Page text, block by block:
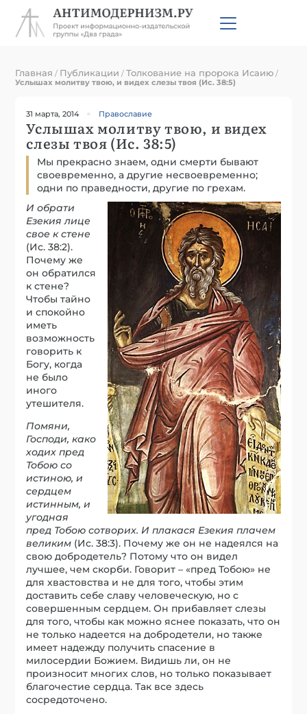
Главная / Публикации /Толкование на пророка Исаию /
Услышах молитву твою, и видех слезы твоя (Ис. 38:5)
31 марта, 2014 Православие
Услышах молитву твою, и видех
слезы твоя (Ис. 38:5)
Мы прекрасно знаем, одни смерти бывают
своевременно, а другие несвоевременно;
одни по праведности, другие по грехам.
И обрати
Езекия лице
свое к стене
(Ис. 38:2).
Почему же
он обратился
к стене?
Чтобы тайно
и спокойно
иметь
возможность
говорить к
Богу, когда
не было
иного
утешителя.
Помяни,
Господи, како
ходих пред
Тобою со
истиною, и
сердцем
истинным, и
угодная
пред Тобою сотворих. И плакася Езекия плачем
великим (Ис. 38:3). Почему же он не надеялся на
свою добродетель? Потому что он видел
лучшее, чем скорби. Говорит – «пред Тобою» не
для хвастовства и не для того, чтобы этим
доставить себе славу человеческую, но с
совершенным сердцем. Он прибавляет слезы
для того, чтобы как можно яснее показать, что он
не только надеется на добродетели, но также
имеет надежду получить спасение в
милосердии Божием. Видишь ли, он не
произносит многих слов, но только показывает
благочестие сердца. Так все здесь
сосредоточено.